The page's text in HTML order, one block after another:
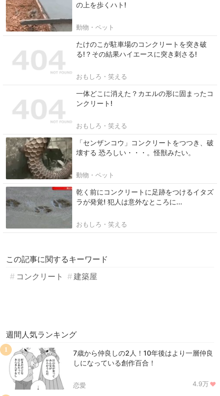
の上を歩くハト!
動物・ペット
たけのこが駐車場のコンクリートを突き破
る!？その結果ハイエースに突き刺さる!
おもしろ・笑える
一体どこに消えた？カエルの形に固まったコ
ンクリート!
おもしろ・笑える
「センザンコウ」コンクリートをつつき、破
壊する 恐ろしい・・・。怪獣みたい。
動物・ペット
乾く前にコンクリートに足跡をつけるイタズ
ラが発覚! 犯人は意外なところに...
おもしろ・笑える
この記事に関するキーワード
コンクリート
建築屋
週間人気ランキング
7歳から仲良しの2人！10年後はより一層仲良
しになっている創作百合！
恋愛 4.9万
1